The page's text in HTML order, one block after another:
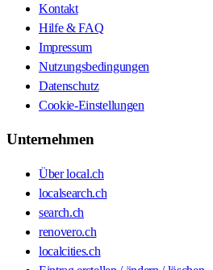
Kontakt
Hilfe & FAQ
Impressum
Nutzungsbedingungen
Datenschutz
Cookie-Einstellungen
Unternehmen
Über local.ch
localsearch.ch
search.ch
renovero.ch
localcities.ch